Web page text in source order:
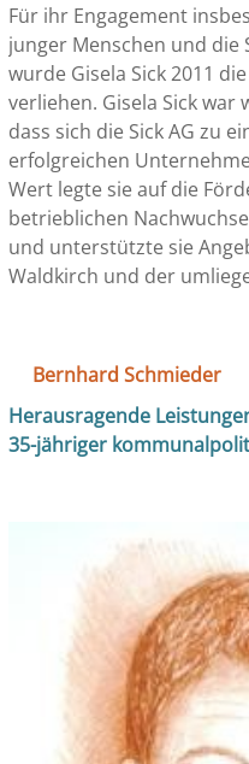
Für ihr Engagement
junger Menschen und die
wurde Gisela Sick 2011
verliehen. Gisela Sick
dass sich die Sick AG zu
erfolgreichen
Wert legte sie auf die
betrieblichen
und unterstützte sie
Waldkirch und der
Bernhard Schmieder
Herausragende
35-jähriger